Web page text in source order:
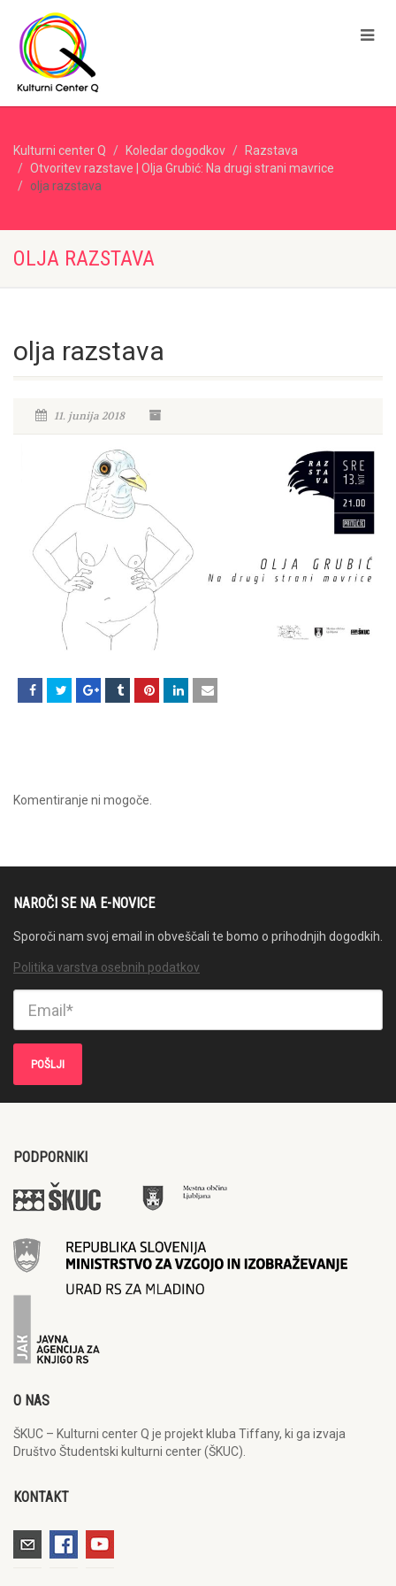
Kulturni center Q Koledar dogodkov
Razstava
Otvoritev razstave | Olja Grubić: Na drugi strani mavrice
olja razstava
OLJA RAZSTAVA
olja razstava
11. junija 2018
Komentiranje ni mogoče.
NAROČI SE NA E-NOVICE
Sporoči nam svoj email in obveščali te bomo o prihodnjih dogodkih.
Politika varstva osebnih podatkov
PODPORNIKI
O NAS
ŠKUC – Kulturni center Q je projekt kluba Tiffany, ki ga izvaja
Društvo Študentski kulturni center (ŠKUC).
KONTAKT